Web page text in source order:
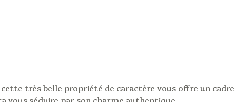
très belle propriété de caractère vous offre un